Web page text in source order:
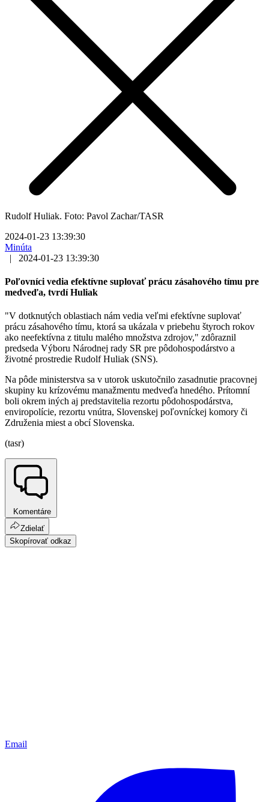
Rudolf Huliak. Foto: Pavol Zachar/TASR
2024-01-23 13:39:30
Minúta
|
2024-01-23 13:39:30
Poľovníci vedia efektívne suplovať prácu zásahového tímu pre
medveďa, tvrdí Huliak
"V dotknutých oblastiach nám vedia veľmi efektívne suplovať
prácu zásahového tímu, ktorá sa ukázala v priebehu štyroch rokov
ako neefektívna z titulu malého množstva zdrojov," zdôraznil
predseda Výboru Národnej rady SR pre pôdohospodárstvo a
životné prostredie Rudolf Huliak (SNS).
Na pôde ministerstva sa v utorok uskutočnilo zasadnutie pracovnej
skupiny ku krízovému manažmentu medveďa hnedého. Prítomní
boli okrem iných aj predstavitelia rezortu pôdohospodárstva,
enviropolície, rezortu vnútra, Slovenskej poľovníckej komory či
Združenia miest a obcí Slovenska.
(tasr)
Komentáre
Zdielať
Skopírovať odkaz
Email